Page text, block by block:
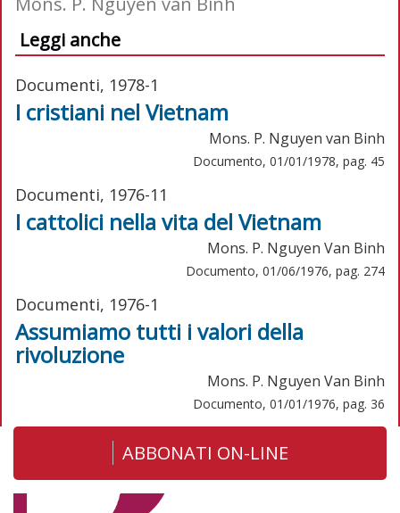
Leggi anche
Documenti, 1978-1
I cristiani nel Vietnam
Mons. P. Nguyen van Binh
Documento, 01/01/1978, pag. 45
Documenti, 1976-11
I cattolici nella vita del Vietnam
Mons. P. Nguyen Van Binh
Documento, 01/06/1976, pag. 274
Documenti, 1976-1
Assumiamo tutti i valori della
rivoluzione
Mons. P. Nguyen Van Binh
Documento, 01/01/1976, pag. 36
ABBONATI ON-LINE